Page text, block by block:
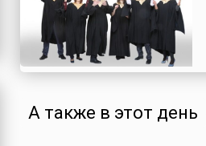
А также в этот день